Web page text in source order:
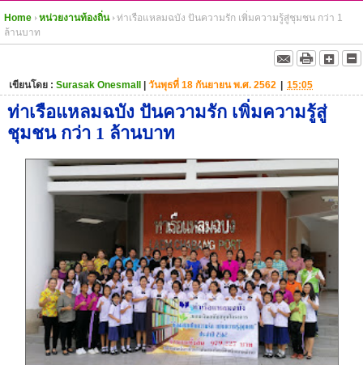
Home หน่วยงานท้องถิ่น
ท่าเรือแหลมฉบัง​ ปันความรัก เพิ่มความรู้สู่ชุมชน กว่า 1
ล้านบาท
เขียนโดย : Surasak Onesmall | วันพุธที่ 18 กันยายน พ.ศ. 2562 | 15:05
ท่าเรือแหลมฉบัง​ ปันความรัก เพิ่มความรู้สู่
ชุมชน กว่า 1 ล้านบาท